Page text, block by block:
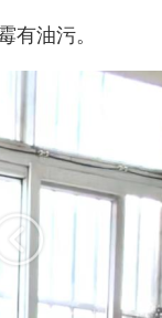
油污。